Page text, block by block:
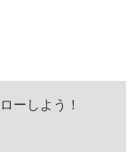
ーしよう！